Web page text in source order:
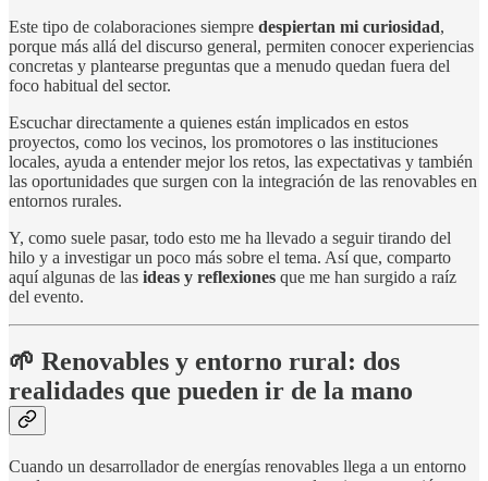
Este tipo de colaboraciones siempre despiertan mi curiosidad,
porque más allá del discurso general, permiten conocer experiencias
concretas y plantearse preguntas que a menudo quedan fuera del
foco habitual del sector.
Escuchar directamente a quienes están implicados en estos
proyectos, como los vecinos, los promotores o las instituciones
locales, ayuda a entender mejor los retos, las expectativas y también
las oportunidades que surgen con la integración de las renovables en
entornos rurales.
Y, como suele pasar, todo esto me ha llevado a seguir tirando del
hilo y a investigar un poco más sobre el tema. Así que, comparto
aquí algunas de las ideas y reflexiones que me han surgido a raíz
del evento.
🌱 Renovables y entorno rural: dos
realidades que pueden ir de la mano
Cuando un desarrollador de energías renovables llega a un entorno